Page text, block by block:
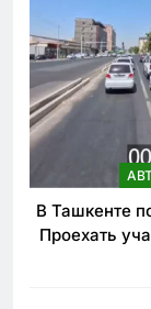
В Ташкенте
Проехать